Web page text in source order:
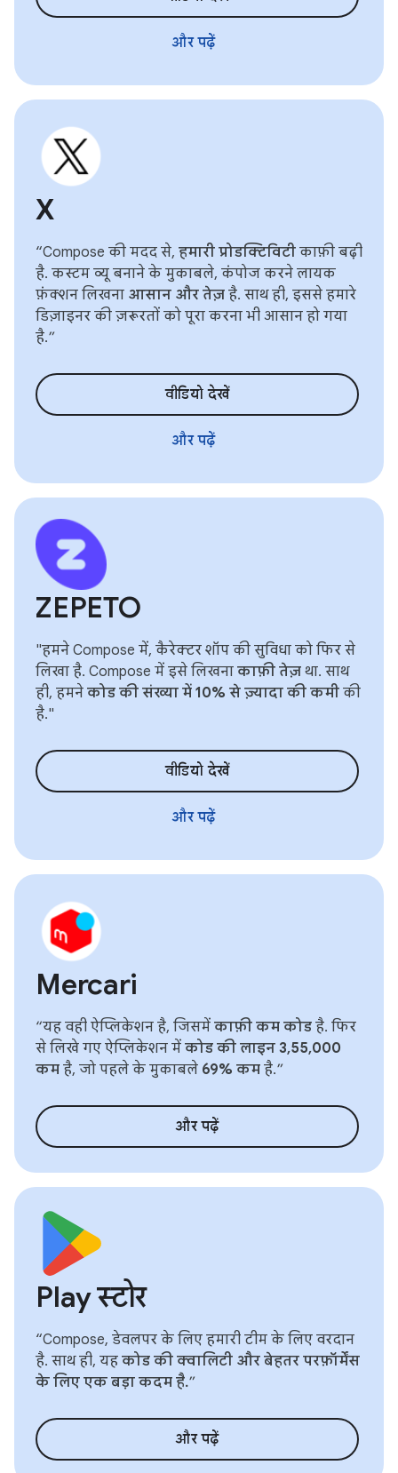
और पढ़ें
X
“Compose की मदद से, हमारी प्रोडक्टिविटी काफ़ी बढ़ी
है. कस्टम व्यू बनाने के मुकाबले, कंपोज करने लायक
फ़ंक्शन लिखना आसान और तेज़ है. साथ ही, इससे हमारे
डिज़ाइनर की ज़रूरतों को पूरा करना भी आसान हो गया
है.”
वीडियो देखें
और पढ़ें
ZEPETO
"हमने Compose में, कैरेक्टर शॉप की सुविधा को फिर से
लिखा है. Compose में इसे लिखना काफ़ी तेज़ था. साथ
ही, हमने कोड की संख्या में 10% से ज़्यादा की कमी की
है."
वीडियो देखें
और पढ़ें
Mercari
“यह वही ऐप्लिकेशन है, जिसमें काफ़ी कम कोड है. फिर
से लिखे गए ऐप्लिकेशन में कोड की लाइन 3,55,000
कम है, जो पहले के मुकाबले 69% कम है.”
और पढ़ें
Play स्टोर
“Compose, डेवलपर के लिए हमारी टीम के लिए वरदान
है. साथ ही, यह कोड की क्वालिटी और बेहतर परफ़ॉर्मेंस
के लिए एक बड़ा कदम है.”
और पढ़ें